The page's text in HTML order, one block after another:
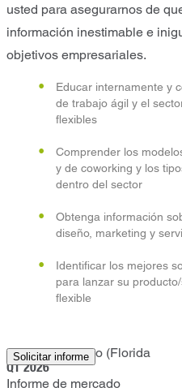
usted para asegurarnos de
información inestimable e
objetivos empresariales.
Educar internamente y
de trabajo ágil y el
flexibles
Comprender los
y de coworking y los
dentro del sector
Obtenga información
diseño, marketing y
Identificar los mejores
para lanzar su
flexible
Solicitar informe
San Petersburgo (Florida
Q1 2026
Informe de mercado